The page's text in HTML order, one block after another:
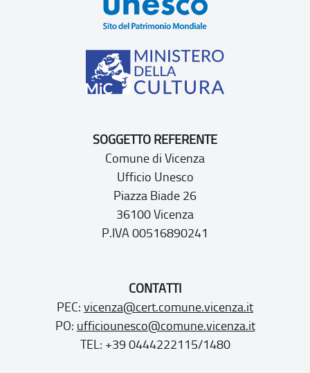
SOGGETTO REFERENTE
Comune di Vicenza
Ufficio Unesco
Piazza Biade 26
36100 Vicenza
P.IVA 00516890241
CONTATTI
PEC: vicenza@cert.comune.vicenza.it
PO: ufficiounesco@comune.vicenza.it
TEL: +39 0444222115/1480